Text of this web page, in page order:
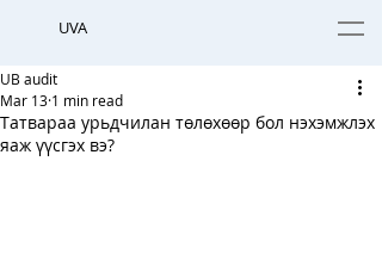
UVA
Татвараа урьдчилан төлөхөөр бол нэхэмжлэх
яаж үүсгэх вэ?
UB audit
Mar 13 1 min read